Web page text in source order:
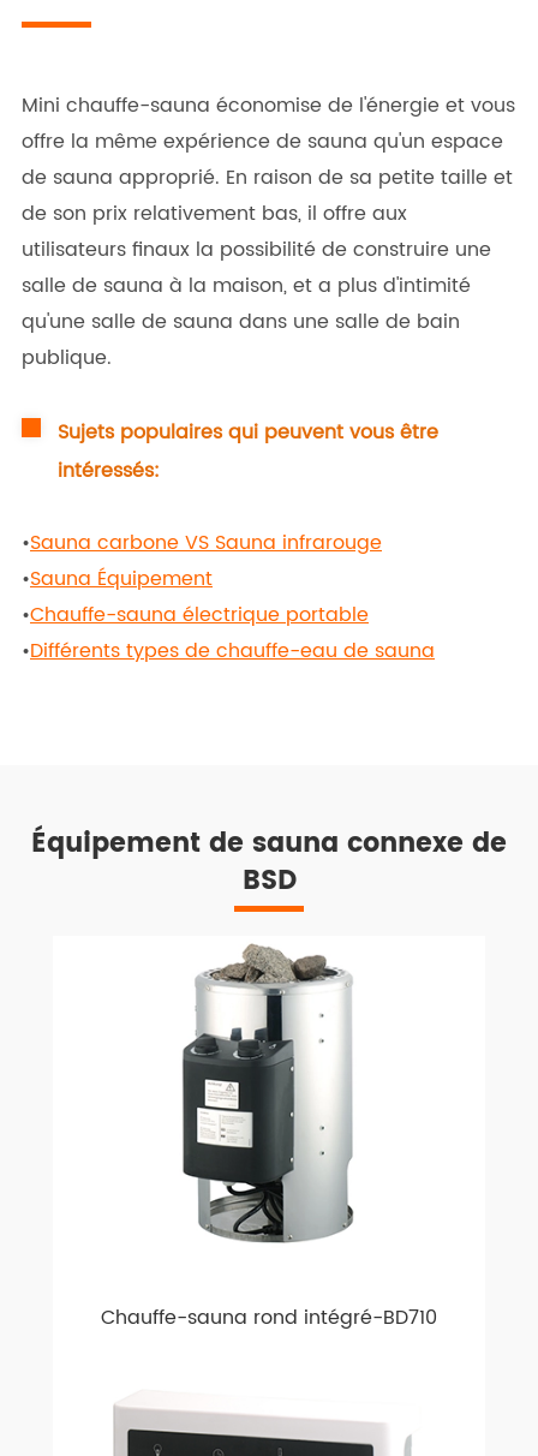
Mini chauffe-sauna économise de l'énergie et vous
offre la même expérience de sauna qu'un espace
de sauna approprié. En raison de sa petite taille et
de son prix relativement bas, il offre aux
utilisateurs finaux la possibilité de construire une
salle de sauna à la maison, et a plus d'intimité
qu'une salle de sauna dans une salle de bain
publique.
Sujets populaires qui peuvent vous être
intéressés:
•Sauna carbone VS Sauna infrarouge
•Sauna Équipement
•Chauffe-sauna électrique portable
•Différents types de chauffe-eau de sauna
Équipement de sauna connexe de
BSD
Chauffe-sauna rond intégré-BD710